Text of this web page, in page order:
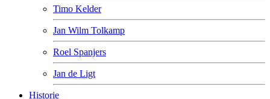
Timo Kelder
Jan Wilm Tolkamp
Roel Spanjers
Jan de Ligt
Historie